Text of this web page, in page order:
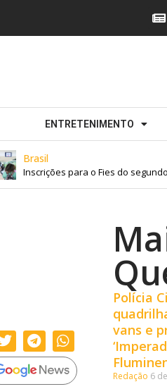
ENTRETENIMENTO
Brasil
Inscrições para o Fies do segundo
Polícia
vans e
Redação 6